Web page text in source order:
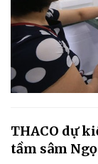
THACO dự
tầm sâm